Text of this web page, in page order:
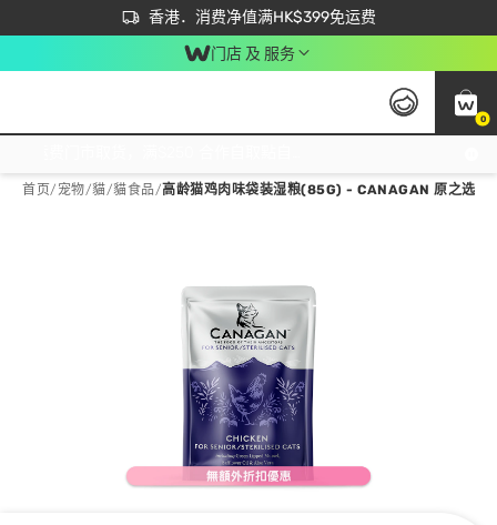
香港．消费净值满HK$399免运费
立即成为易赏钱会员尽享独家优惠
首次APP下单买满$450 输入 NEWAPP 即减$50
门店 及 服务
0
首页/ 宠物/貓/貓食品/高龄猫鸡肉味袋装湿粮(85G) - CANAGAN 原之选